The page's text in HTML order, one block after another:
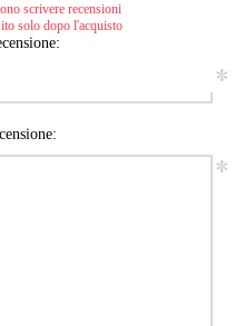
scrivere recensioni
solo dopo l'acquisto
*
*